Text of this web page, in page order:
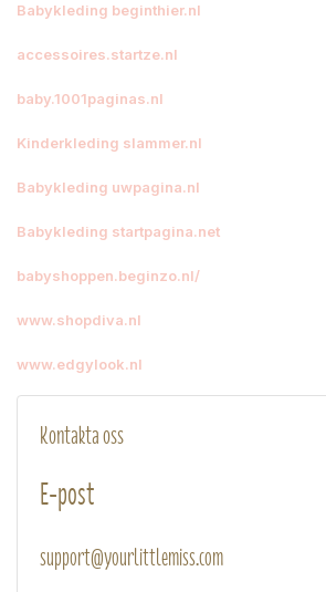
Babykleding beginthier.nl
accessoires.startze.nl
baby.1001paginas.nl
Kinderkleding slammer.nl
Babykleding uwpagina.nl
Babykleding startpagina.net
babyshoppen.beginzo.nl/
www.shopdiva.nl
www.edgylook.nl
Kontakta oss
E-post
support@yourlittlemiss.com